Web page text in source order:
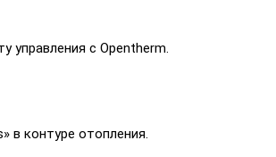
управления с Opentherm.
в контуре отопления.